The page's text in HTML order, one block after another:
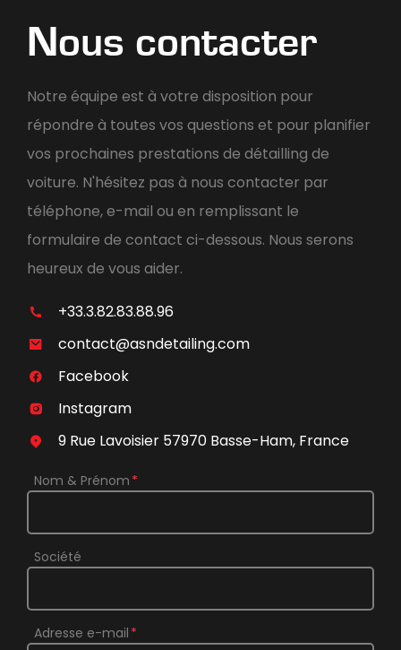
Nous contacter
Notre équipe est à votre disposition pour
répondre à toutes vos questions et pour planifier
vos prochaines prestations de détailling de
voiture. N'hésitez pas à nous contacter par
téléphone, e-mail ou en remplissant le
formulaire de contact ci-dessous. Nous serons
heureux de vous aider.
+33.3.82.83.88.96
contact@asndetailing.com
Facebook
Instagram
9 Rue Lavoisier 57970 Basse-Ham, France
Nom & Prénom
Société
Adresse e-mail